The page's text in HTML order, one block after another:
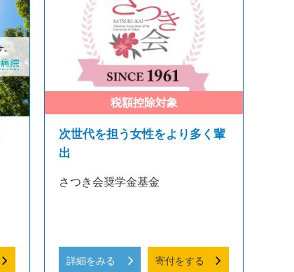
次世代を担う女性をより多く輩
出
さつき会奨学金基金
詳細をみる 寄付をする